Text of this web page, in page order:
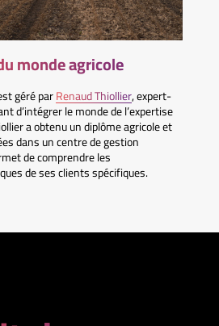
monde agricole
géré parRenaud Thiollier, expert-
d’intégrer le monde de l’expertise
a obtenu un diplôme agricole et
dans un centre de gestion
de comprendre les
de ses clients spécifiques.